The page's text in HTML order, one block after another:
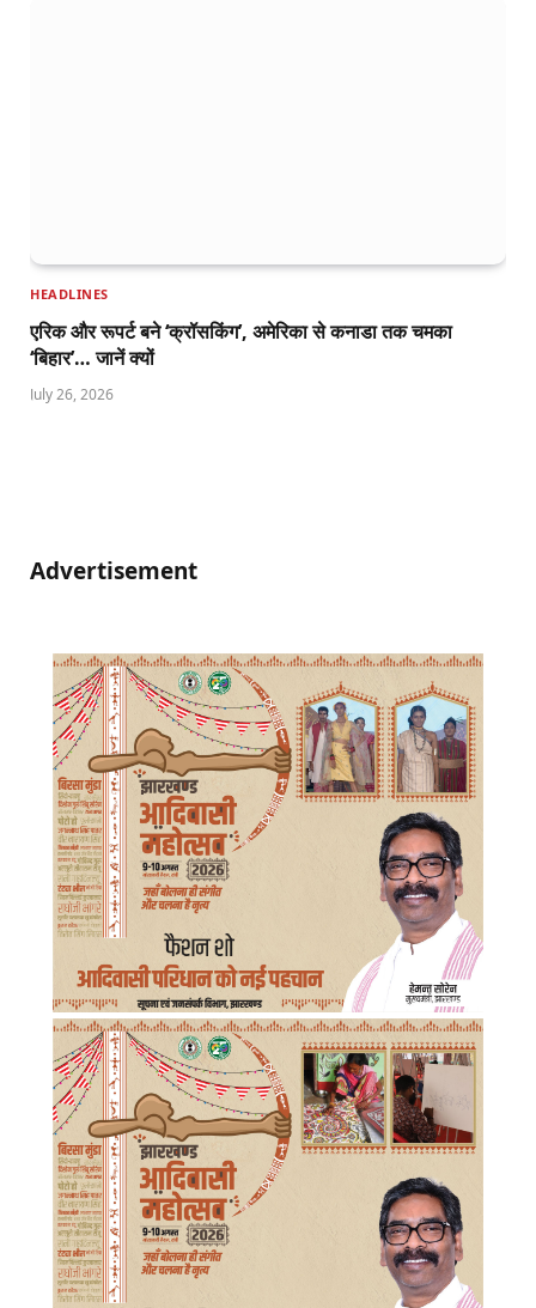
HEADLINES
एरिक और रूपर्ट बने ‘क्रॉसकिंग’, अमेरिका से कनाडा तक चमका
‘बिहार’… जानें क्यों
July 26, 2026
Advertisement